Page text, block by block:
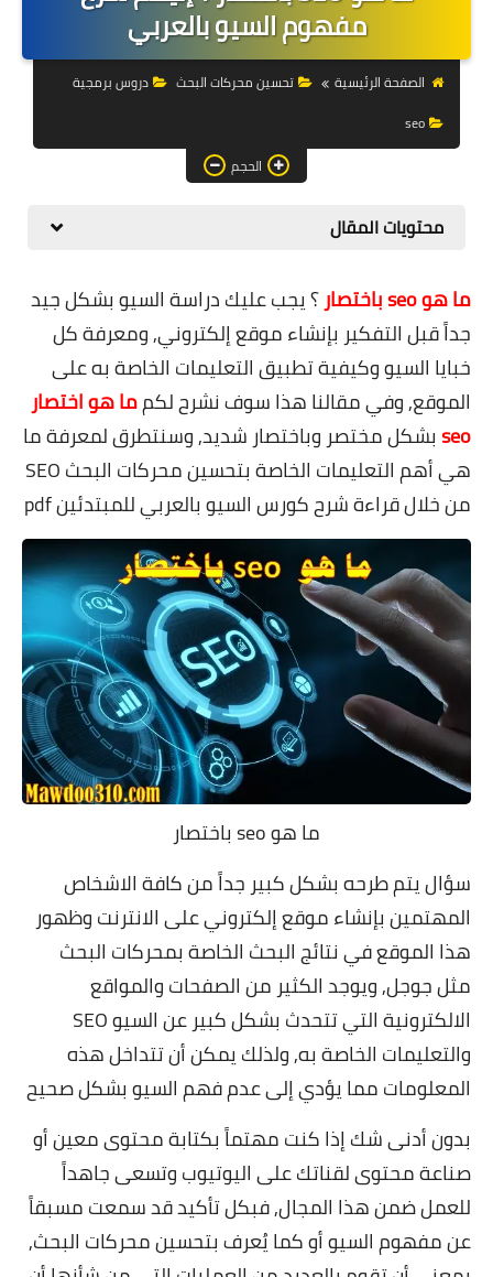
التجارة الالكترونية
التسويق
وظائف
المواقع
زيادة متابعين
العملات المشفرة
الاستثمار
مفهوم السيو بالعربي
الصفحة الرئيسية تحسين محركات البحث
دروس برمجية
seo
الحجم
محتويات المقال
ما هو seo باختصار ؟يجب عليك دراسة السيو بشكل جيد
جداً قبل التفكير بإنشاء موقع إلكتروني, ومعرفة كل
خبايا السيو وكيفية تطبيق التعليمات الخاصة به على
الموقع, وفي مقالنا هذا سوف نشرح لكمما هو اختصار
seoبشكل مختصر وباختصار شديد, وسنتطرق لمعرفة ما
هي أهم التعليمات الخاصة بتحسين محركات البحث SEO
من خلال قراءة شرح كورس السيو بالعربي للمبتدئين pdf
ما هو seo باختصار
سؤال يتم طرحه بشكل كبير جداً من كافة الاشخاص
المهتمين بإنشاء موقع إلكتروني على الانترنت وظهور
هذا الموقع في نتائج البحث الخاصة بمحركات البحث
مثل جوجل, ويوجد الكثير من الصفحات والمواقع
الالكترونية التي تتحدث بشكل كبير عن السيو SEO
والتعليمات الخاصة به, ولذلك يمكن أن تتداخل هذه
المعلومات مما يؤدي إلى عدم فهم السيو بشكل صحيح
بدون أدنى شك إذا كنت مهتماً بكتابة محتوى معين أو
صناعة محتوى لقناتك على اليوتيوب وتسعى جاهداً
للعمل ضمن هذا المجال, فبكل تأكيد قد سمعت مسبقاً
عن مفهوم السيو أو كما يُعرف بتحسين محركات البحث,